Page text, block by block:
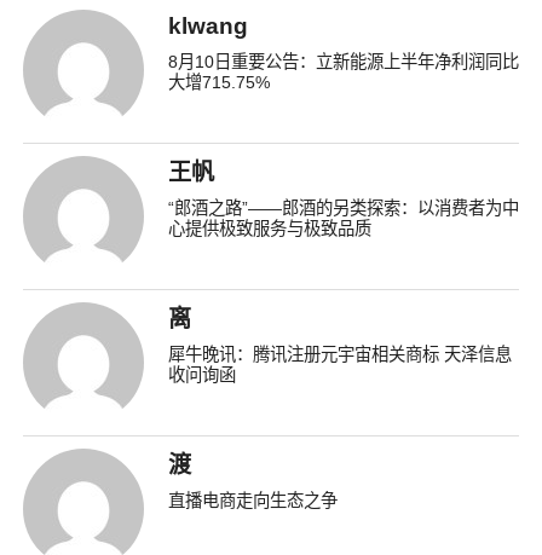
klwang
8月10日重要公告：立新能源上半年净利润同比
大增715.75%
王帆
“郎酒之路”——郎酒的另类探索：以消费者为中
心提供极致服务与极致品质
离
犀牛晚讯：腾讯注册元宇宙相关商标 天泽信息
收问询函
渡
直播电商走向生态之争